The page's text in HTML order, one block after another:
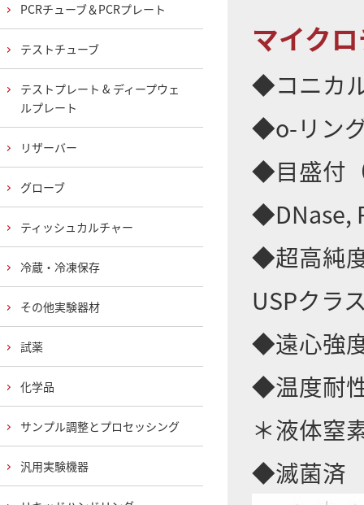
マイク
◆コニカ
◆o-リン
◆目盛付
◆DNase,
◆超高純
USPクラ
◆遠心強
◆温度耐
＊液体窒
◆滅菌済
PCRチューブ＆PCRプレート
テストチューブ
テストプレート & ディープウェ
ルプレート
リザーバー
グローブ
ティッシュカルチャー
冷蔵・冷凍保存
その他実験器材
試薬
化学品
サンプル調整とプロセッシング
汎用実験機器